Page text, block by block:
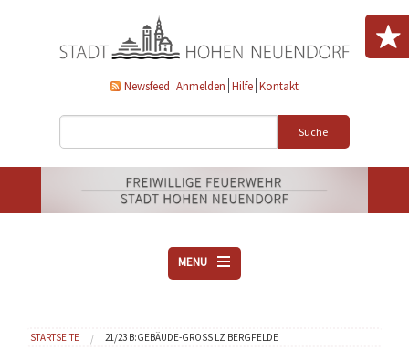
Newsfeed Anmelden Hilfe Kontakt
Suche
MENU
VEREINE
Sie sind hier
STARTSEITE 21/23 B:GEBÄUDE-GROSS LZ BERGFELDE